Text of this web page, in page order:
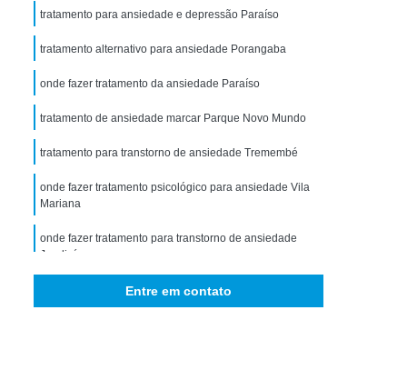
Tratamento para Ansiedade e Depressão
Interior de São Paulo
Transtorno de Ansiedade
de Ansiedade Generalizada
para Ansiedade
em Dependência
em Dependência de Drogas
em Dependência de álcool
Psiquiátrica
em Dependência
tratamento para ansiedade e depressão Paraíso
tratamento alternativo para ansiedade Porangaba
onde fazer tratamento da ansiedade Paraíso
tratamento de ansiedade marcar Parque Novo Mundo
tratamento para transtorno de ansiedade Tremembé
onde fazer tratamento psicológico para ansiedade Vila
Mariana
onde fazer tratamento para transtorno de ansiedade
Jundiaí
Entre em contato